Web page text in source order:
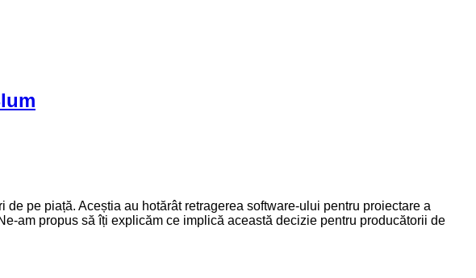
pe piață. Aceștia au hotărât retragerea software-ului pentru proiectare a
am propus să îți explicăm ce implică această decizie pentru producătorii de